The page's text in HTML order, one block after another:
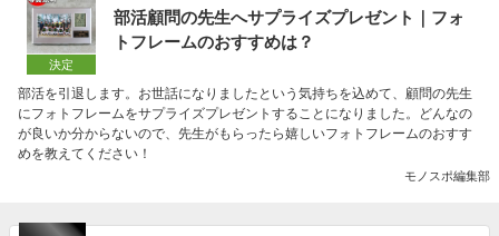
決定
部活顧問の先生へサプライズプレゼント｜フォ
トフレームのおすすめは？
部活を引退します。お世話になりましたという気持ちを込めて、顧問の先生
にフォトフレームをサプライズプレゼントすることになりました。どんなの
が良いか分からないので、先生がもらったら嬉しいフォトフレームのおすす
めを教えてください！
モノスポ編集部